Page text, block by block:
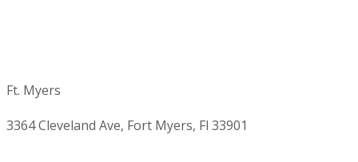
Ft. Myers
3364 Cleveland Ave, Fort Myers, Fl 33901